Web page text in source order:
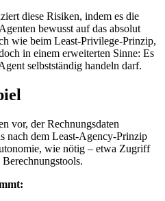
diese Risiken, indem es die
bewusst auf das absolut
wie beim Least-Privilege-Prinzip,
in einem erweiterten Sinne: Es
selbstständig handeln darf.
vor, der Rechnungsdaten
nach dem Least-Agency-Prinzip
wie nötig – etwa Zugriff